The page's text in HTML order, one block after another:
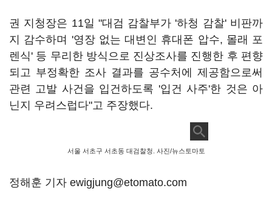
권 지청장은 11일 "대검 감찰부가 '하청 감찰' 비판까
지 감수하며 '영장 없는 대변인 휴대폰 압수, 몰래 포
렌식' 등 무리한 방식으로 진상조사를 진행한 후 편향
되고 부정확한 조사 결과를 공수처에 제공함으로써
관련 고발 사건을 입건하도록 '입건 사주'한 것은 아
닌지 우려스럽다"고 주장했다.
서울 서초구 서초동 대검찰청. 사진/뉴스토마토
정해훈 기자 ewigjung@etomato.com